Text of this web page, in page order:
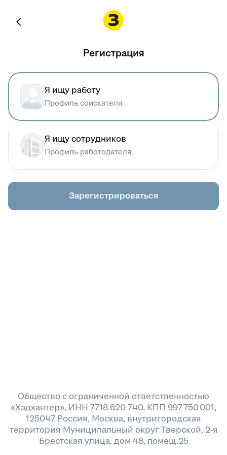
Регистрация
Я ищу работу
Профиль соискателя
Я ищу сотрудников
Профиль работодателя
Зарегистрироваться
Общество с ограниченной ответственностью
«Хэдхантер», ИНН 7718 620 740, КПП 997 750 001,
125047 Россия, Москва, внутригородская
территория Муниципальный округ Тверской, 2-я
Брестская улица, дом 48, помещ.25